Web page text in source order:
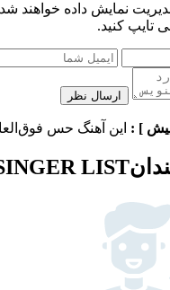
نمایش داده خواهند
تایپ کنید.
ارسال نظر
: این آهنگ حس
LIST